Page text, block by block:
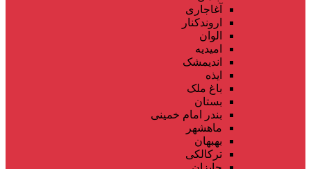
آغاجاری
اروندکنار
الوان
امیدیه
اندیمشک
ایذه
باغ ملک
بستان
بندر امام خمینی
ماهشهر
بهبهان
ترکالکی